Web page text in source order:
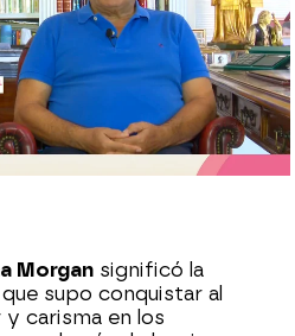
agosto de 2025, 14:56
Morgan significó la
supo conquistar al
carisma en los